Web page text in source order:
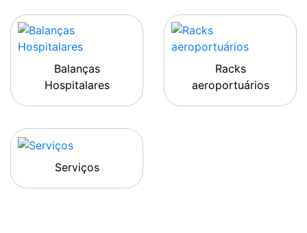
Balanças
Hospitalares
Racks
aeroportuários
Serviços